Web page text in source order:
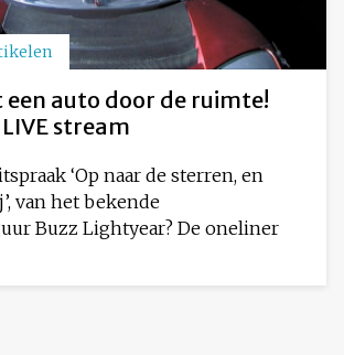
een auto door de ruimte!
stream
‘Op naar de sterren, en
van het bekende
Buzz Lightyear? De oneliner